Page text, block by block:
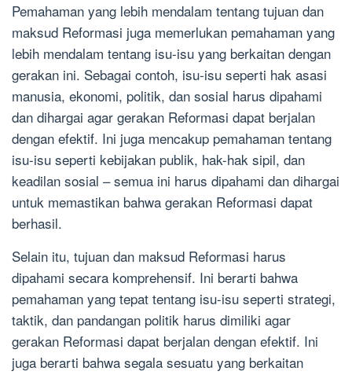
Pemahaman yang lebih mendalam tentang tujuan dan
maksud Reformasi juga memerlukan pemahaman yang
lebih mendalam tentang isu-isu yang berkaitan dengan
gerakan ini. Sebagai contoh, isu-isu seperti hak asasi
manusia, ekonomi, politik, dan sosial harus dipahami
dan dihargai agar gerakan Reformasi dapat berjalan
dengan efektif. Ini juga mencakup pemahaman tentang
isu-isu seperti kebijakan publik, hak-hak sipil, dan
keadilan sosial – semua ini harus dipahami dan dihargai
untuk memastikan bahwa gerakan Reformasi dapat
berhasil.
Selain itu, tujuan dan maksud Reformasi harus
dipahami secara komprehensif. Ini berarti bahwa
pemahaman yang tepat tentang isu-isu seperti strategi,
taktik, dan pandangan politik harus dimiliki agar
gerakan Reformasi dapat berjalan dengan efektif. Ini
juga berarti bahwa segala sesuatu yang berkaitan